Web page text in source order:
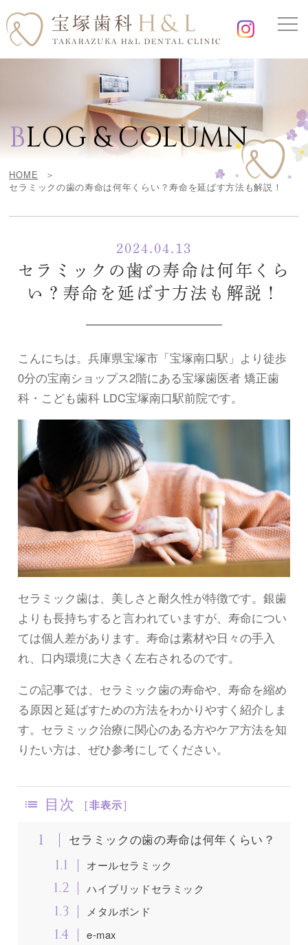
BLOG & COLUMN
HOME
セラミックの歯の寿命は何年くらい？寿命を延ばす方法も解説！
2024.04.13
セラミックの歯の寿命は何年くら
い？寿命を延ばす方法も解説！
こんにちは。兵庫県宝塚市「宝塚南口駅」より徒歩
0分の宝南ショップス2階にある宝塚歯医者 矯正歯
科・こども歯科 LDC宝塚南口駅前院です。
セラミック歯は、美しさと耐久性が特徴です。銀歯
よりも長持ちすると言われていますが、寿命につい
ては個人差があります。寿命は素材や日々の手入
れ、口内環境に大きく左右されるのです。
この記事では、セラミック歯の寿命や、寿命を縮め
る原因と延ばすための方法をわかりやすく紹介しま
す。セラミック治療に関心のある方やケア方法を知
りたい方は、ぜひ参考にしてください。
目次 [非表示]
1 セラミックの歯の寿命は何年くらい？
1.1 オールセラミック
1.2 ハイブリッドセラミック
1.3 メタルボンド
1.4 e-max